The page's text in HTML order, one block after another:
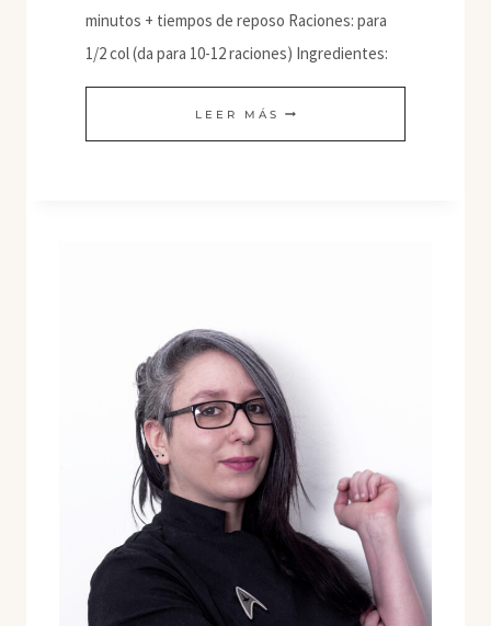
minutos + tiempos de reposo Raciones: para
1/2 col (da para 10-12 raciones) Ingredientes:
LEER MÁS TONGBAECHU
KIMCHI